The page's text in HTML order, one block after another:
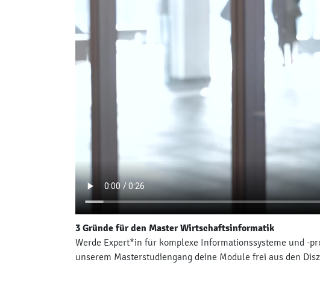
3 Gründe für den Master Wirtschaftsinformatik
Werde Expert*in für komplexe Informationssysteme und -
unserem Masterstudiengang deine Module frei aus den